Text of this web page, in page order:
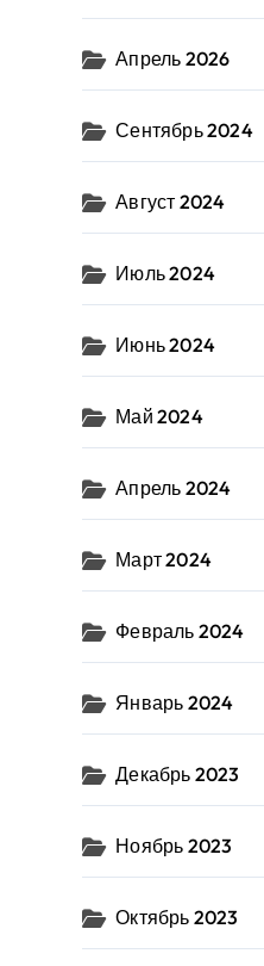
Апрель 2026
Сентябрь 2024
Август 2024
Июль 2024
Июнь 2024
Май 2024
Апрель 2024
Март 2024
Февраль 2024
Январь 2024
Декабрь 2023
Ноябрь 2023
Октябрь 2023